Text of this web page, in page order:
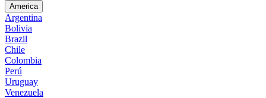
America
Argentina
Bolivia
Brazil
Chile
Colombia
Perú
Uruguay
Venezuela